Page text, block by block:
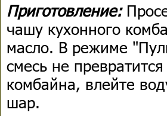
Приготовление:
чашу кухонного
масло. В режиме
смесь не
комбайна, влейте
шар.